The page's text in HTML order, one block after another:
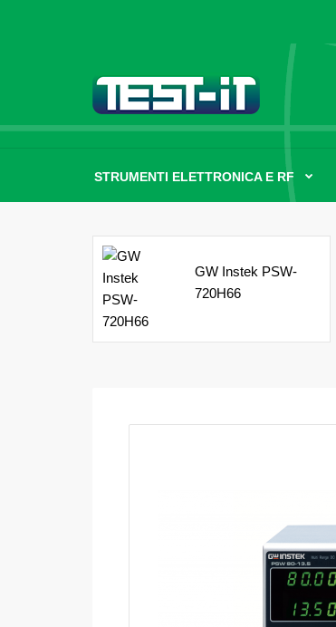
STRUMENTI ELETTRONICA E RF
GW Instek PSW-
720H66